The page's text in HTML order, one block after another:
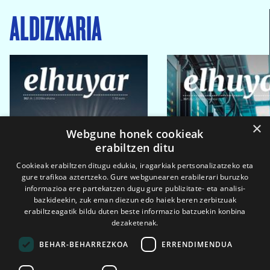
ALDIZKARIA
×
Webgune honek cookieak
erabiltzen ditu
Cookieak erabiltzen ditugu edukia, iragarkiak pertsonalizatzeko eta
gure trafikoa aztertzeko. Gure webgunearen erabilerari buruzko
informazioa ere partekatzen dugu gure publizitate- eta analisi-
bazkideekin, zuk eman diezun edo haiek beren zerbitzuak
erabiltzeagatik bildu duten beste informazio batzuekin konbina
dezaketenak.
BEHAR-BEHARREZKOA ERRENDIMENDUA